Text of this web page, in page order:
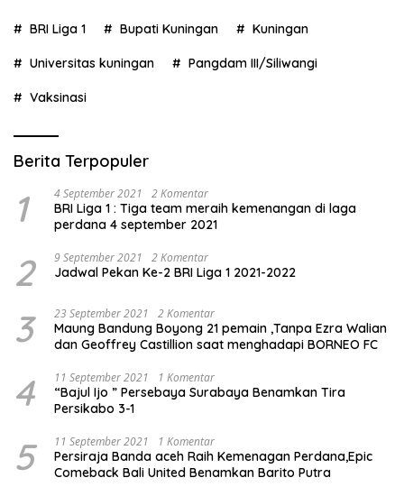
BRI Liga 1 Bupati Kuningan Kuningan
Universitas kuningan Pangdam III/Siliwangi
Vaksinasi
Berita Terpopuler
1 4 September 2021 2 Komentar
BRI Liga 1 : Tiga team meraih kemenangan di laga
perdana 4 september 2021
2 9 September 2021 2 Komentar
Jadwal Pekan Ke-2 BRI Liga 1 2021-2022
3 23 September 2021 2 Komentar
Maung Bandung Boyong 21 pemain ,Tanpa Ezra Walian
dan Geoffrey Castillion saat menghadapi BORNEO FC
4 11 September 2021 1 Komentar
“Bajul Ijo ” Persebaya Surabaya Benamkan Tira
Persikabo 3-1
5 11 September 2021 1 Komentar
Persiraja Banda aceh Raih Kemenagan Perdana,Epic
Comeback Bali United Benamkan Barito Putra